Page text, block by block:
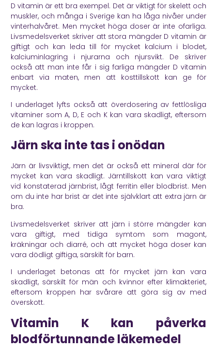
D vitamin är ett bra exempel. Det är viktigt för skelett och
muskler, och många i Sverige kan ha låga nivåer under
vinterhalvåret. Men mycket höga doser är inte ofarliga.
Livsmedelsverket skriver att stora mängder D vitamin är
giftigt och kan leda till för mycket kalcium i blodet,
kalciuminlagring i njurarna och njursvikt. De skriver
också att man inte får i sig farliga mängder D vitamin
enbart via maten, men att kosttillskott kan ge för
mycket.
I underlaget lyfts också att överdosering av fettlösliga
vitaminer som A, D, E och K kan vara skadligt, eftersom
de kan lagras i kroppen.
Järn ska inte tas i onödan
Järn är livsviktigt, men det är också ett mineral där för
mycket kan vara skadligt. Järntillskott kan vara viktigt
vid konstaterad järnbrist, lågt ferritin eller blodbrist. Men
om du inte har brist är det inte självklart att extra järn är
bra.
Livsmedelsverket skriver att järn i större mängder kan
vara giftigt, med tidiga symtom som magont,
kräkningar och diarré, och att mycket höga doser kan
vara dödligt giftiga, särskilt för barn.
I underlaget betonas att för mycket järn kan vara
skadligt, särskilt för män och kvinnor efter klimakteriet,
eftersom kroppen har svårare att göra sig av med
överskott.
Vitamin K kan påverka
blodförtunnande läkemedel